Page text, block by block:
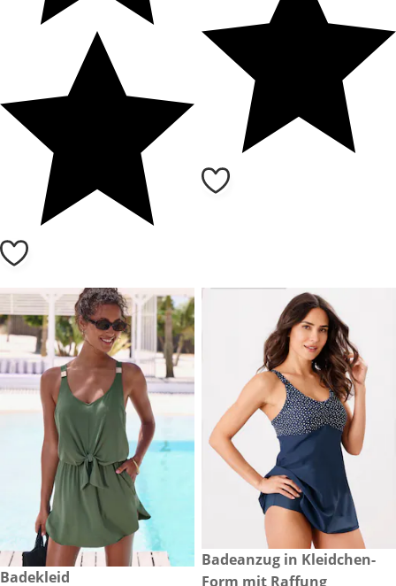
CHF 99.90
Badekleid
CHF 79.00
Badeanzug in Kleidchen-
Form mit Raffung